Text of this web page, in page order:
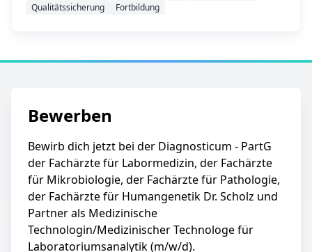
Qualitätssicherung
Fortbildung
Bewerben
Bewirb dich jetzt bei der Diagnosticum - PartG
der Fachärzte für Labormedizin, der Fachärzte
für Mikrobiologie, der Fachärzte für Pathologie,
der Fachärzte für Humangenetik Dr. Scholz und
Partner als Medizinische
Technologin/Medizinischer Technologe für
Laboratoriumsanalytik (m/w/d).